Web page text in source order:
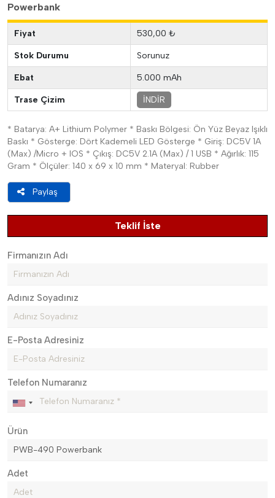
Powerbank
Fiyat 530,00 ₺
Stok Durumu Sorunuz
Ebat 5.000 mAh
Trase Çizim İNDİR
* Batarya: A+ Lithium Polymer * Baskı Bölgesi: Ön Yüz Beyaz Işıklı
Baskı * Gösterge: Dört Kademeli LED Gösterge * Giriş: DC5V 1A
(Max) /Micro + IOS * Çıkış: DC5V 2.1A (Max) / 1 USB * Ağırlık: 115
Gram * Ölçüler: 140 x 69 x 10 mm * Materyal: Rubber
Paylaş
Teklif İste
Firmanızın Adı
Adınız Soyadınız
E-Posta Adresiniz
Telefon Numaranız
Ürün
Adet